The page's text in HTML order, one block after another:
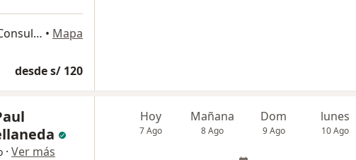
Avenida Del Parque Norte 1150, Consultorio 508, Lima • Mapa
desde s/ 120
· Ver más
Hoy
7 Ago
Mañana
8 Ago
Dom
9 Ago
lunes
10 Ago